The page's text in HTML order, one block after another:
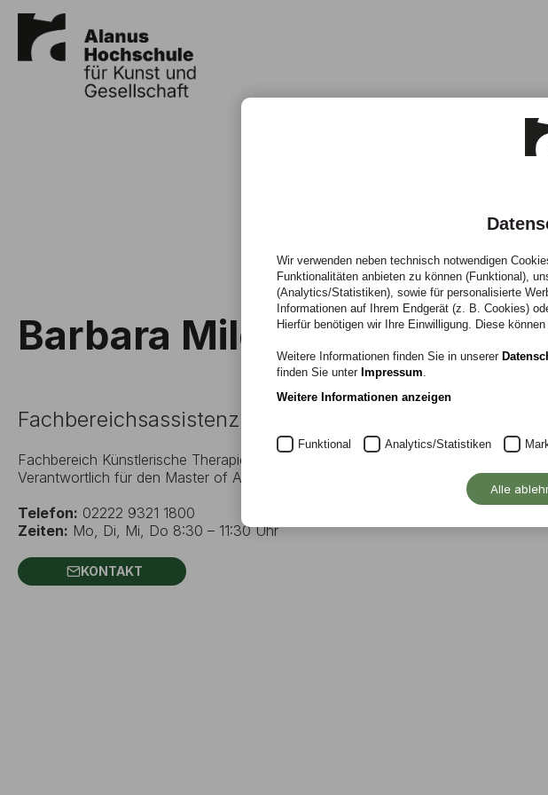
Barbara Milde-Schulz
Fachbereichsassistenz (Kunsttherapie Master)
Fachbereich Künstlerische Therapien und Therapiewissenschaft, Institut für
Verantwortlich für den Master of Arts Kunsttherapie.
Telefon: 02222 9321 1800
Zeiten: Mo, Di, Mi, Do 8:30 – 11:30 Uhr
KONTAKT
Wir verwenden neben technisch notwendigen
Funktionalitäten anbieten zu können (Funktional),
(Analytics/Statistiken), sowie für personalisierte
Informationen auf Ihrem Endgerät (z. B. Cookies)
Hierfür benötigen wir Ihre Einwilligung. Diese
Weitere Informationen finden Sie in unserer
finden Sie unter Impressum.
Weitere Informationen anzeigen
Funktional Analytics/Statistiken
Alle